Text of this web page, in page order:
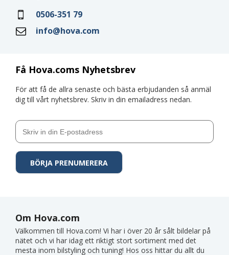
Få Hova.coms Nyhetsbrev
För att få de allra senaste och bästa erbjudanden så anmäl
dig till vårt nyhetsbrev. Skriv in din emailadress nedan.
0506-351 79
info@hova.com
Om Hova.com
Välkommen till Hova.com! Vi har i över 20 år sålt bildelar på
nätet och vi har idag ett riktigt stort sortiment med det
mesta inom bilstyling och tuning! Hos oss hittar du allt du